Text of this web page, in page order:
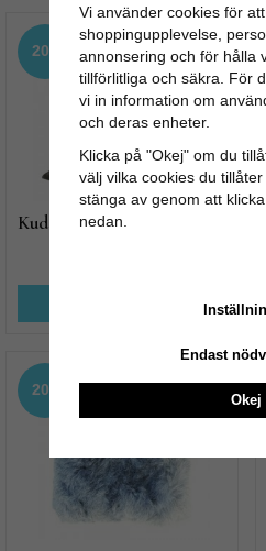
20%
Kuddfodral Sammet Grafit
20%
Vi använder cookies för
shoppingupplevelse,
annonsering och för hålla
tillförlitliga och säkra. För
vi in information om
och deras enheter.
Klicka på "Okej" om du
välj vilka cookies du
stänga av genom att
nedan.
Endast
Okej